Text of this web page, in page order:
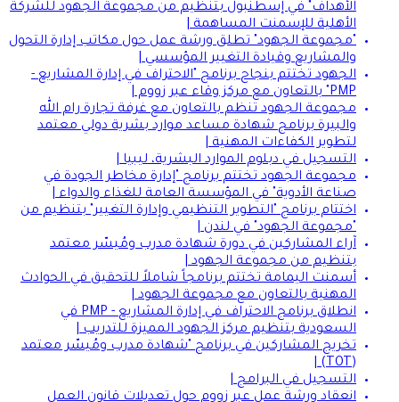
الأهداف" في إسطنبول بتنظيم من مجموعة الجهود للشركة
الأهلية للإسمنت المساهمة |
"مجموعة الجهود" تطلق ورشة عمل حول مكاتب إدارة التحول
والمشاريع وقيادة التغيير المؤسسي |
الجهود تختتم بنجاح برنامج "الاحتراف في إدارة المشاريع -
PMP" بالتعاون مع مركز وقاء عبر زووم |
مجموعة الجهود تنظم بالتعاون مع غرفة تجارة رام الله
والبيرة برنامج شهادة مساعد موارد بشرية دولي معتمد
لتطوير الكفاءات المهنية |
التسجيل في دبلوم الموارد البشرية، ليبيا |
مجموعة الجهود تختتم برنامج "إدارة مخاطر الجودة في
صناعة الأدوية" في المؤسسة العامة للغذاء والدواء |
اختتام برنامج "التطوير التنظيمي وإدارة التغيير" بتنظيم من
"مجموعة الجهود" في لندن |
آراء المشاركين في دورة شهادة مدرب ومُيسّر معتمد
بتنظيم من مجموعة الجهود |
أسمنت اليمامة تختتم برنامجاً شاملاً للتحقيق في الحوادث
المهنية بالتعاون مع مجموعة الجهود |
انطلاق برنامج الاحتراف في إدارة المشاريع - PMP في
السعودية بتنظيم مركز الجهود المميزة للتدريب |
تخريج المشاركين في برنامج "شهادة مدرب ومُيسّر معتمد
(TOT) |
التسجيل في البرامج |
انعقاد ورشة عمل عبر زووم حول تعديلات قانون العمل